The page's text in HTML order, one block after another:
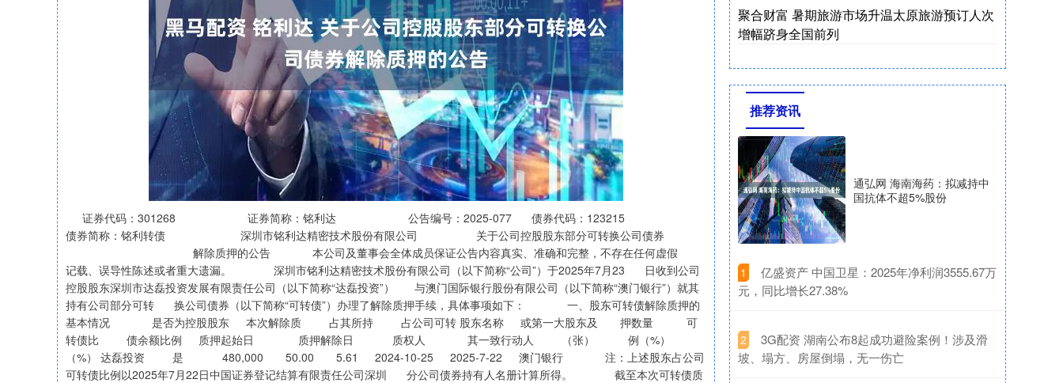
证券代码：301268 证券简称：铭利达 公告编号：2025-077 债券代码：123215
债券简称：铭利转债 深圳市铭利达精密技术股份有限公司 关于公司控股股东部分可转换公司债券
解除质押的公告 本公司及董事会全体成员保证公告内容真实、准确和完整，不存在任何虚假
记载、误导性陈述或者重大遗漏。 深圳市铭利达精密技术股份有限公司（以下简称“公司”）于2025年7月23 日收到公司
控股股东深圳市达磊投资发展有限责任公司（以下简称“达磊投资”） 与澳门国际银行股份有限公司（以下简称“澳门银行”）就其
持有公司部分可转 换公司债券（以下简称“可转债”）办理了解除质押手续，具体事项如下： 一、股东可转债解除质押的
基本情况 是否为控股股东 本次解除质 占其所持 占公司可转 股东名称 或第一大股东及 押数量 可
转债比 债余额比例 质押起始日 质押解除日 质权人 其一致行动人 （张） 例（%）
（%） 达磊投资 是 480,000 50.00 5.61 2024-10-25 2025-7-22 澳门银行 注：上述股东占公司
可转债比例以2025年7月22日中国证券登记结算有限责任公司深圳 分公司债券持有人名册计算所得。 截至本次可转债质
聚合财富 暑期旅游市场升温太原旅游预订人次
增幅跻身全国前列
推荐资讯
通弘网 海南海药：拟减持中
国抗体不超5%股份
1
​亿盛资产 中国卫星：2025年净利润3555.67万
元，同比增长27.38%
2
​3G配资 湖南公布8起成功避险案例！涉及滑
坡、塌方、房屋倒塌，无一伤亡